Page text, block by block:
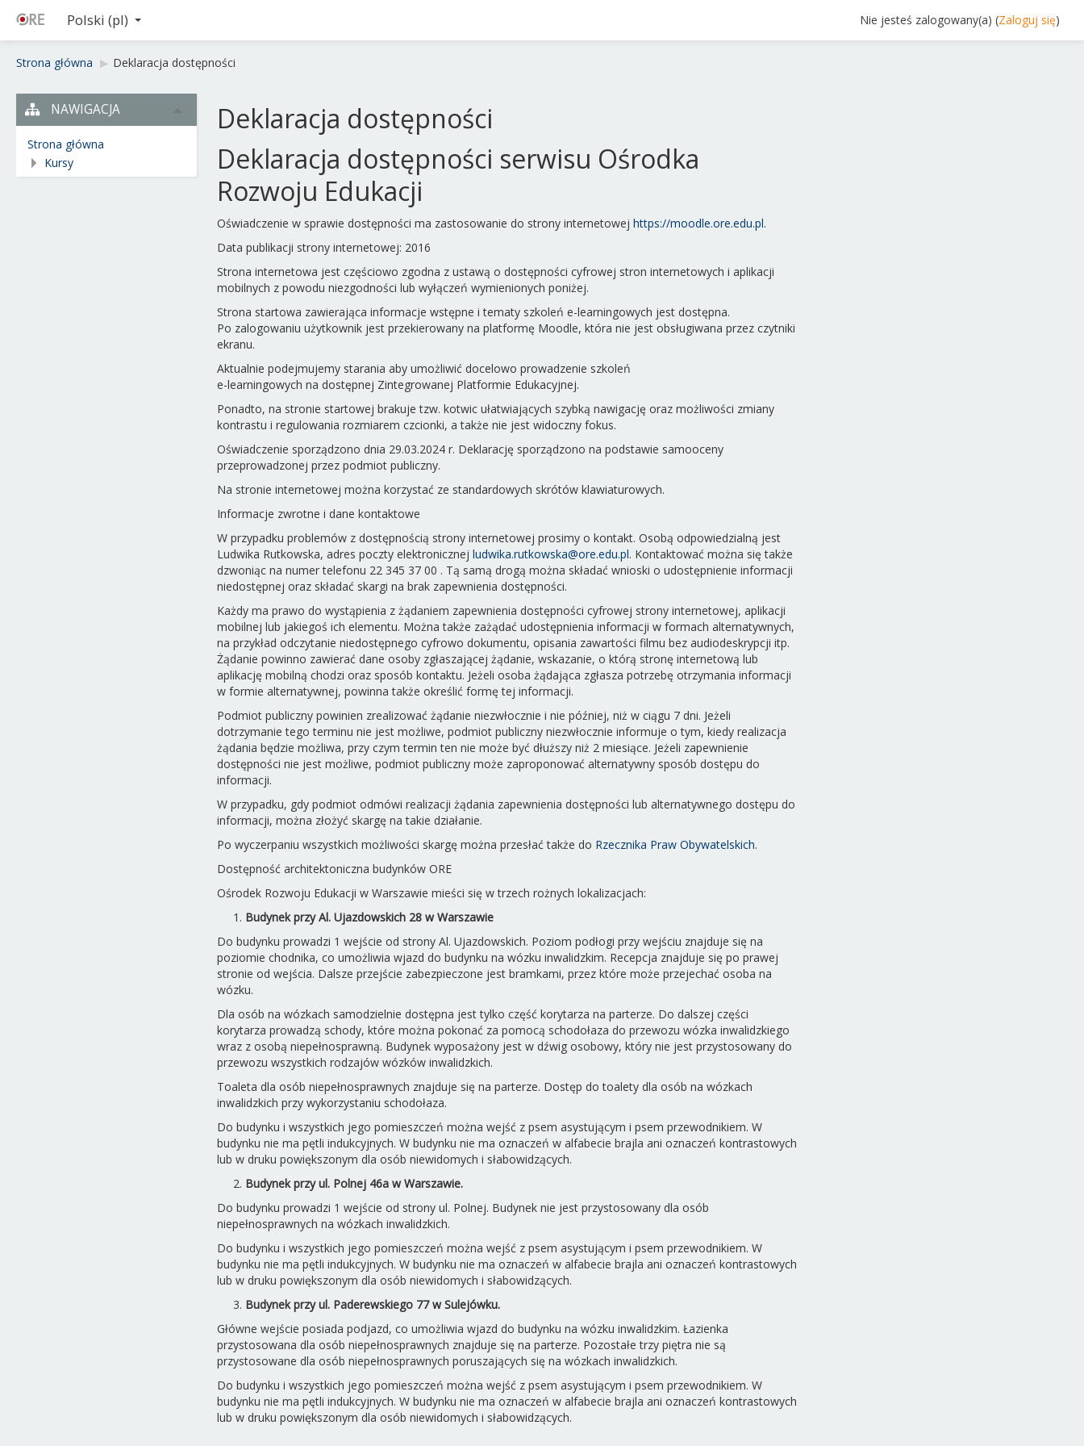
Nie jesteś zalogowany(a) (Zaloguj się)
Polski ‎(pl)‎
Strona główna ▶︎ Deklaracja dostępności
Deklaracja dostępności
Deklaracja dostępności serwisu Ośrodka
Rozwoju Edukacji
Oświadczenie w sprawie dostępności ma zastosowanie do strony internetowej https://moodle.ore.edu.pl.
Data publikacji strony internetowej: 2016
Strona internetowa jest częściowo zgodna z ustawą o dostępności cyfrowej stron internetowych i aplikacji
mobilnych z powodu niezgodności lub wyłączeń wymienionych poniżej.
Strona startowa zawierająca informacje wstępne i tematy szkoleń e-learningowych jest dostępna.
Po zalogowaniu użytkownik jest przekierowany na platformę Moodle, która nie jest obsługiwana przez czytniki
ekranu.
Aktualnie podejmujemy starania aby umożliwić docelowo prowadzenie szkoleń
e-learningowych na dostępnej Zintegrowanej Platformie Edukacyjnej.
Ponadto, na stronie startowej brakuje tzw. kotwic ułatwiających szybką nawigację oraz możliwości zmiany
kontrastu i regulowania rozmiarem czcionki, a także nie jest widoczny fokus.
Oświadczenie sporządzono dnia 29.03.2024 r. Deklarację sporządzono na podstawie samooceny
przeprowadzonej przez podmiot publiczny.
Na stronie internetowej można korzystać ze standardowych skrótów klawiaturowych.
Informacje zwrotne i dane kontaktowe
W przypadku problemów z dostępnością strony internetowej prosimy o kontakt. Osobą odpowiedzialną jest
Ludwika Rutkowska, adres poczty elektronicznej ludwika.rutkowska@ore.edu.pl. Kontaktować można się także
dzwoniąc na numer telefonu 22 345 37 00 . Tą samą drogą można składać wnioski o udostępnienie informacji
niedostępnej oraz składać skargi na brak zapewnienia dostępności.
Każdy ma prawo do wystąpienia z żądaniem zapewnienia dostępności cyfrowej strony internetowej, aplikacji
mobilnej lub jakiegoś ich elementu. Można także zażądać udostępnienia informacji w formach alternatywnych,
na przykład odczytanie niedostępnego cyfrowo dokumentu, opisania zawartości filmu bez audiodeskrypcji itp.
Żądanie powinno zawierać dane osoby zgłaszającej żądanie, wskazanie, o którą stronę internetową lub
aplikację mobilną chodzi oraz sposób kontaktu. Jeżeli osoba żądająca zgłasza potrzebę otrzymania informacji
w formie alternatywnej, powinna także określić formę tej informacji.
Podmiot publiczny powinien zrealizować żądanie niezwłocznie i nie później, niż w ciągu 7 dni. Jeżeli
dotrzymanie tego terminu nie jest możliwe, podmiot publiczny niezwłocznie informuje o tym, kiedy realizacja
żądania będzie możliwa, przy czym termin ten nie może być dłuższy niż 2 miesiące. Jeżeli zapewnienie
dostępności nie jest możliwe, podmiot publiczny może zaproponować alternatywny sposób dostępu do
informacji.
W przypadku, gdy podmiot odmówi realizacji żądania zapewnienia dostępności lub alternatywnego dostępu do
informacji, można złożyć skargę na takie działanie.
Po wyczerpaniu wszystkich możliwości skargę można przesłać także do Rzecznika Praw Obywatelskich.
Dostępność architektoniczna budynków ORE
Ośrodek Rozwoju Edukacji w Warszawie mieści się w trzech rożnych lokalizacjach:
Budynek przy Al. Ujazdowskich 28 w Warszawie
Do budynku prowadzi 1 wejście od strony Al. Ujazdowskich. Poziom podłogi przy wejściu znajduje się na
poziomie chodnika, co umożliwia wjazd do budynku na wózku inwalidzkim. Recepcja znajduje się po prawej
stronie od wejścia. Dalsze przejście zabezpieczone jest bramkami, przez które może przejechać osoba na
wózku.
Dla osób na wózkach samodzielnie dostępna jest tylko część korytarza na parterze. Do dalszej części
korytarza prowadzą schody, które można pokonać za pomocą schodołaza do przewozu wózka inwalidzkiego
wraz z osobą niepełnosprawną. Budynek wyposażony jest w dźwig osobowy, który nie jest przystosowany do
przewozu wszystkich rodzajów wózków inwalidzkich.
Toaleta dla osób niepełnosprawnych znajduje się na parterze. Dostęp do toalety dla osób na wózkach
inwalidzkich przy wykorzystaniu schodołaza.
Do budynku i wszystkich jego pomieszczeń można wejść z psem asystującym i psem przewodnikiem. W
budynku nie ma pętli indukcyjnych. W budynku nie ma oznaczeń w alfabecie brajla ani oznaczeń kontrastowych
lub w druku powiększonym dla osób niewidomych i słabowidzących.
Budynek przy ul. Polnej 46a w Warszawie.
Do budynku prowadzi 1 wejście od strony ul. Polnej. Budynek nie jest przystosowany dla osób
niepełnosprawnych na wózkach inwalidzkich.
Do budynku i wszystkich jego pomieszczeń można wejść z psem asystującym i psem przewodnikiem. W
budynku nie ma pętli indukcyjnych. W budynku nie ma oznaczeń w alfabecie brajla ani oznaczeń kontrastowych
lub w druku powiększonym dla osób niewidomych i słabowidzących.
Budynek przy ul. Paderewskiego 77 w Sulejówku.
Główne wejście posiada podjazd, co umożliwia wjazd do budynku na wózku inwalidzkim. Łazienka
przystosowana dla osób niepełnosprawnych znajduje się na parterze. Pozostałe trzy piętra nie są
przystosowane dla osób niepełnosprawnych poruszających się na wózkach inwalidzkich.
Do budynku i wszystkich jego pomieszczeń można wejść z psem asystującym i psem przewodnikiem. W
budynku nie ma pętli indukcyjnych. W budynku nie ma oznaczeń w alfabecie brajla ani oznaczeń kontrastowych
lub w druku powiększonym dla osób niewidomych i słabowidzących.
NAWIGACJA
Strona główna
Kursy